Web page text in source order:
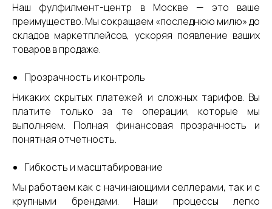
Наш фулфилмент-центр в Москве — это ваше
преимущество. Мы сокращаем «последнюю милю» до
складов маркетплейсов, ускоряя появление ваших
товаров в продаже.
Прозрачность и контроль
Никаких скрытых платежей и сложных тарифов. Вы
платите только за те операции, которые мы
выполняем. Полная финансовая прозрачность и
понятная отчетность.
Гибкость и масштабирование
Мы работаем как с начинающими селлерами, так и с
крупными брендами. Наши процессы легко